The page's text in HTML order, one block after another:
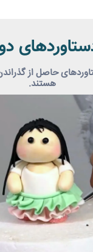
حاصل از
هستند.